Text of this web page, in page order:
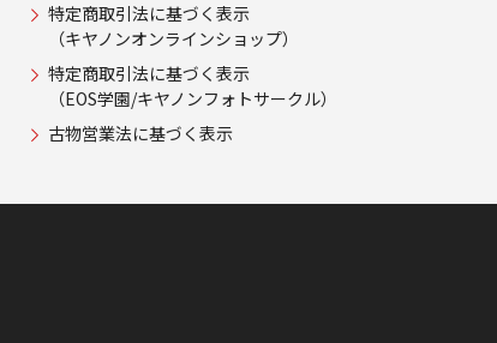
特定商取引法に基づく表示
（キヤノンオンラインショップ）
特定商取引法に基づく表示
（EOS学園/キヤノンフォトサークル）
古物営業法に基づく表示